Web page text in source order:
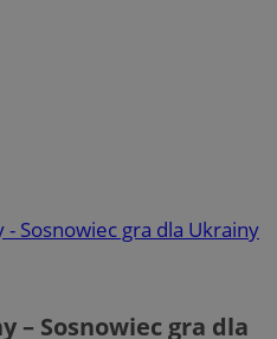
Sosnowiec gra dla Ukrainy
– Sosnowiec gra dla